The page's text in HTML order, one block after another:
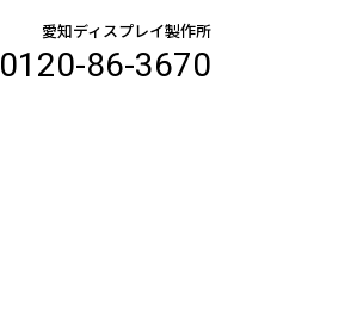
愛知ディスプレイ製作所
0120-86-3670